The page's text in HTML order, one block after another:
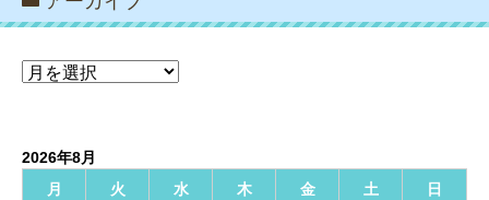
ア
ブ
2026年8月
月
火 水 木 金 土 日